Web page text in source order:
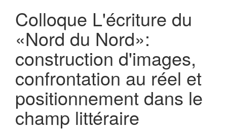
Colloque L'écriture du
«Nord du Nord»:
construction d'images,
confrontation au réel et
positionnement dans le
champ littéraire